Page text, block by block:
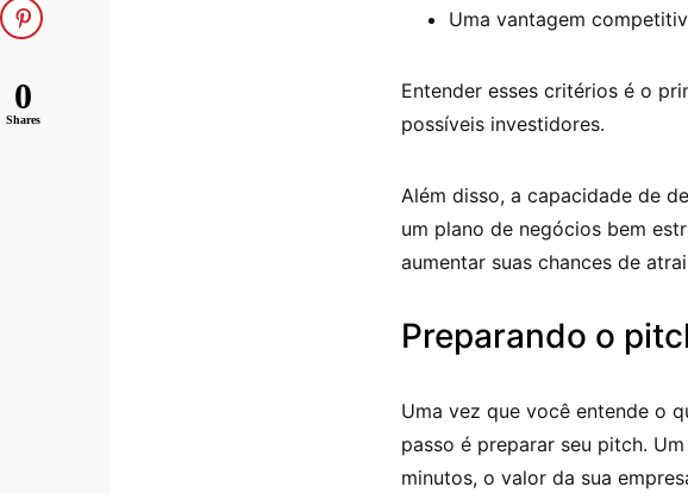
Uma vantagem
Entender esses critérios é o
possíveis investidores.
Além disso, a capacidade de
um plano de negócios bem
aumentar suas chances de
Preparando o
Uma vez que você entende o
passo é preparar seu pitch.
minutos, o valor da sua
0
Shares